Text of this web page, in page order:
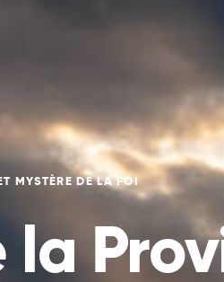
MYSTÈRE DE LA FOI
la